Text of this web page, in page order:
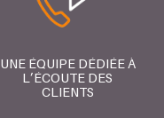
UNE ÉQUIPE DÉDIÉE À
L’ÉCOUTE DES
CLIENTS